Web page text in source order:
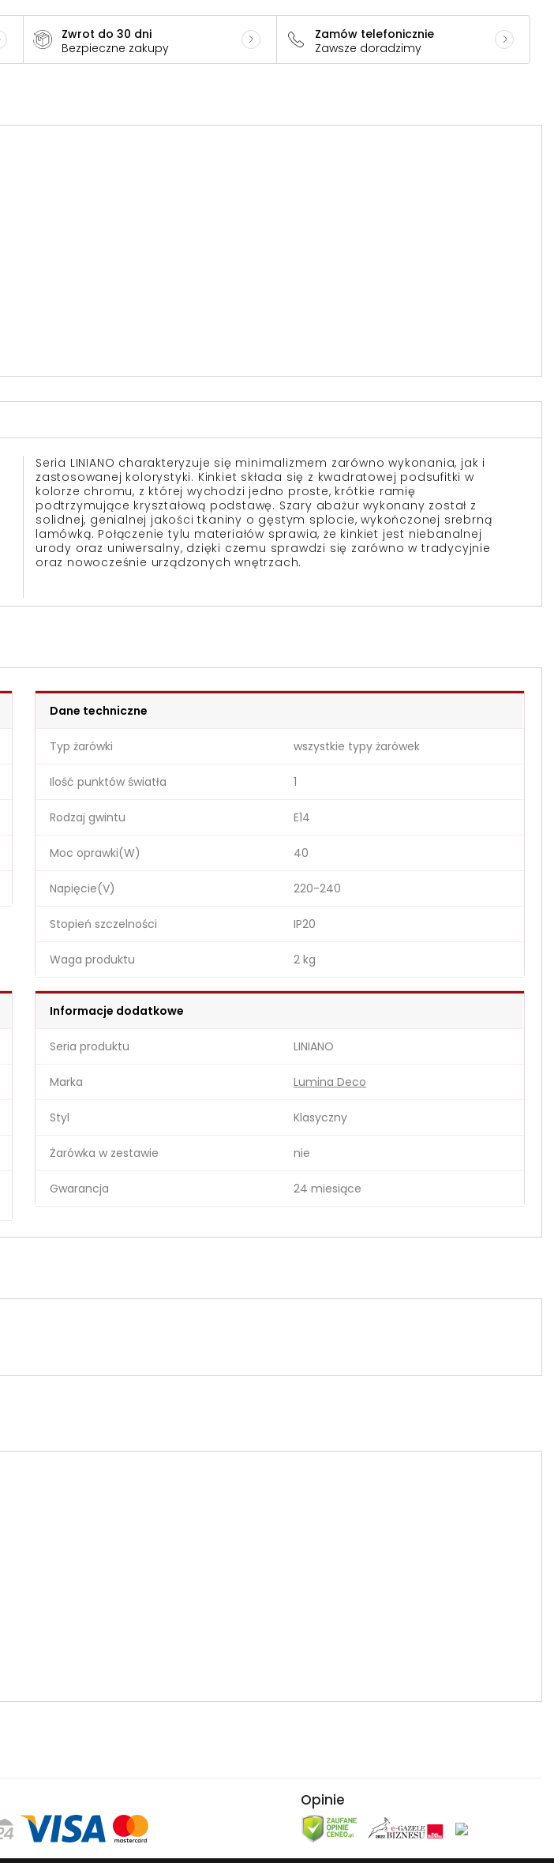
Zwrot do 30 dni
Bezpieczne zakupy
Zamów telefonicznie
Zawsze doradzimy
Seria LINIANO charakteryzuje się minimalizmem zarówno wykonania, jak i
zastosowanej kolorystyki. Kinkiet składa się z kwadratowej podsufitki w
kolorze chromu, z której wychodzi jedno proste, krótkie ramię
podtrzymujące kryształową podstawę. Szary abażur wykonany został z
solidnej, genialnej jakości tkaniny o gęstym splocie, wykończonej srebrną
lamówką. Połączenie tylu materiałów sprawia, że kinkiet jest niebanalnej
urody oraz uniwersalny, dzięki czemu sprawdzi się zarówno w tradycyjnie
oraz nowocześnie urządzonych wnętrzach.
Dane techniczne
Typ żarówki wszystkie typy żarówek
Ilość punktów światła 1
Rodzaj gwintu E14
Moc oprawki(W) 40
Napięcie(V) 220-240
Stopień szczelności IP20
Waga produktu 2 kg
Informacje dodatkowe
Seria produktu LINIANO
Marka Lumina Deco
Styl Klasyczny
Żarówka w zestawie nie
Gwarancja 24 miesiące
Opinie